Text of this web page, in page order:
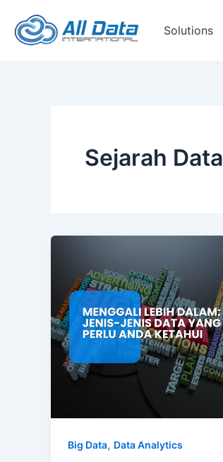
content
Solutions
Sejarah Data
Big Data, Data Analytics